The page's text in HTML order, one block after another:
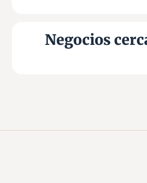
Negocios